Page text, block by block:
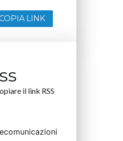
LINK
il link RSS